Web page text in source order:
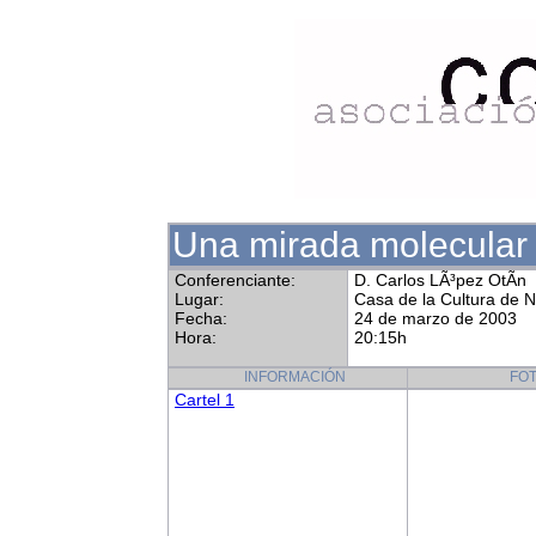
Una mirada
Conferenciante:
Lugar:
Fecha:
Hora:
D. Carlos LÃ³pez OtÃ­n
Casa de la Cultura de
24 de marzo de 2003
20:15h
INFORMACIÓN
Cartel 1